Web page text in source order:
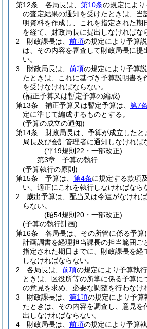
第12条
各局長は、 第10条の規定によ
の査定結果の通知を受けたときは、当
明資料を作成し、これを指定された期
を経て、財政局長に提出しなければな
2
財政課長は、 前項の規定により予算
は、その内容を審査して財政局長に提
い。
3
財政局長は、 前項の規定により予算
たときは、これに基づき予算説明書を
を受けなければならない。
(補正予算又は暫定予算の編成)
第13条
補正予算又は暫定予算は、 第7
定に準じて編成するものとする。
(予算の成立の通知)
第14条
財政局長は、予算が成立した
局長及び会計管理者に通知しなければ
(平19規則22・一部改正)
第3章
予算の執行
(予算執行の原則)
第15条
予算は、 第4条に規定する款項
い、適正にこれを執行しなければなら
2
歳出予算は、配当又は令達がなけれ
らない。
(昭54規則20・一部改正)
(予算の執行計画)
第16条
各局長は、その所管に係る予
計画調書を経理担当課長の担当範囲ご
指定された期日までに、財政課長を経
しなければならない。
2
各局長は、 前項の規定により予算執
ときは、区役所等の所掌に係る予算に
の意見を求め、必要な調整を行わなけ
3
財政課長は、 第1項の規定により予算
たときは、その内容を調査し、意見を
出しなければならない。
4
財政局長は、 前項の規定により予算